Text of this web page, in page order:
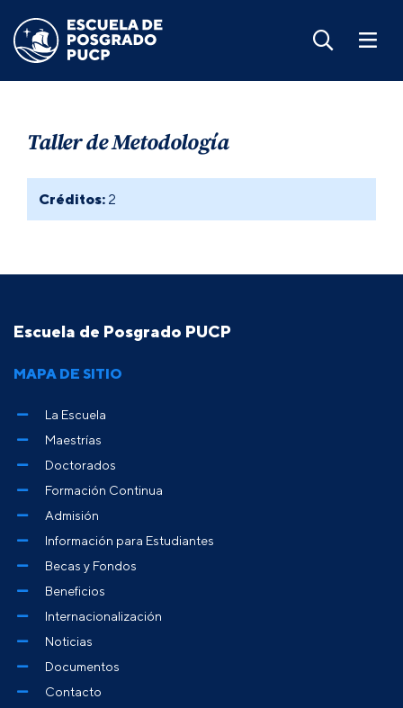
Taller de Metodología
Créditos: 2
Escuela de Posgrado PUCP
MAPA DE SITIO
La Escuela
Maestrías
Doctorados
Formación Continua
Admisión
Información para Estudiantes
Becas y Fondos
Beneficios
Internacionalización
Noticias
Documentos
Contacto